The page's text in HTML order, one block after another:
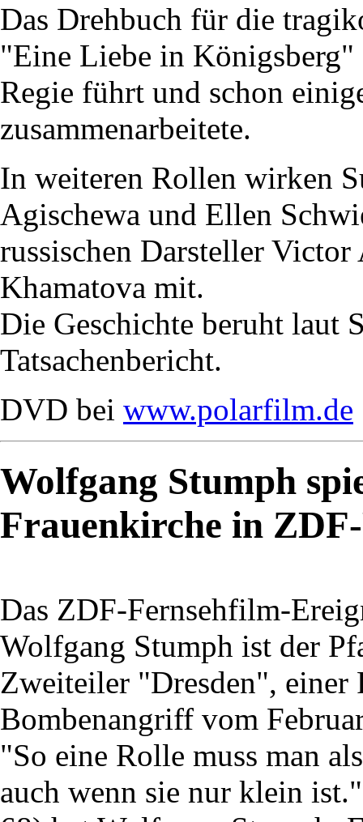
Das Drehbuch für die
"Eine Liebe in Königsberg"
Regie führt und schon
zusammenarbeitete.
In weiteren Rollen wirken
Agischewa und Ellen
russischen Darsteller
Khamatova mit.
Die Geschichte beruht laut
Tatsachenbericht.
DVD bei www.polarfilm.de
Wolfgang Stumph
Frauenkirche in
Das ZDF-Fernsehfilm-
Wolfgang Stumph ist der
Zweiteiler "Dresden", einer
Bombenangriff vom
"So eine Rolle muss man
auch wenn sie nur klein